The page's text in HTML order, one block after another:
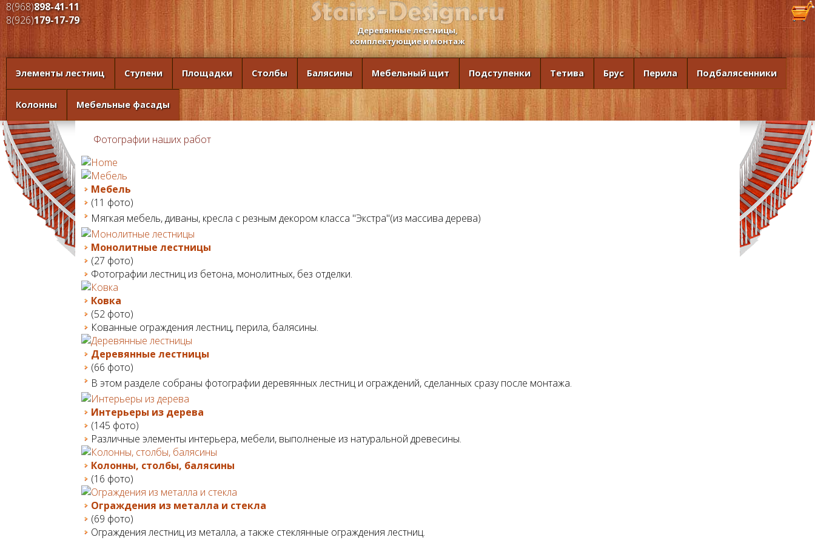
Деревянные лестницы,
комплектующие и монтаж
8(968)898-41-11
8(926)179-17-79
Элементы лестниц Ступени Площадки Столбы Балясины Мебельный щит Подступенки Тетива Брус Перила Подбалясенники
Колонны Мебельные фасады
Фотографии наших работ
Мебель
(11 фото)
Мягкая мебель, диваны, кресла с резным декором класса "Экстра"(из массива дерева)
Монолитные лестницы
(27 фото)
Фотографии лестниц из бетона, монолитных, без отделки.
Ковка
(52 фото)
Кованные ограждения лестниц, перила, балясины.
Деревянные лестницы
(66 фото)
В этом разделе собраны фотографии деревянных лестниц и ограждений, сделанных сразу после монтажа.
Интерьеры из дерева
(145 фото)
Различные элементы интерьера, мебели, выполненые из натуральной древесины.
Колонны, столбы, балясины
(16 фото)
Ограждения из металла и стекла
(69 фото)
Ограждения лестниц из металла, а также стеклянные ограждения лестниц.